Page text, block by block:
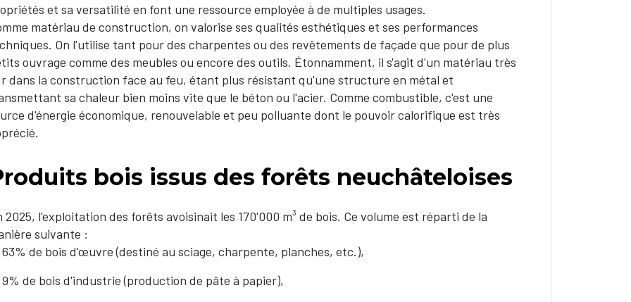
et sa versatilité en font une ressource employée à de multiples usages.
matériau de construction, on valorise ses qualités esthétiques et ses performances
On l'utilise tant pour des charpentes ou des revêtements de façade que pour de plus
ouvrage comme des meubles ou encore des outils. Étonnamment, il s'agit d'un matériau très
dans la construction face au feu, étant plus résistant qu'une structure en métal et
sa chaleur bien moins vite que le béton ou l'acier. Comme combustible, c'est une
d'énergie économique, renouvelable et peu polluante dont le pouvoir calorifique est très
bois issus des forêts neuchâteloises
2025, l'exploitation des forêts avoisinait les 170'000 m³ de bois. Ce volume est réparti de la
suivante :
63% de bois d'œuvre (destiné au sciage, charpente, planches, etc.),
9% de bois d'industrie (production de pâte à papier),